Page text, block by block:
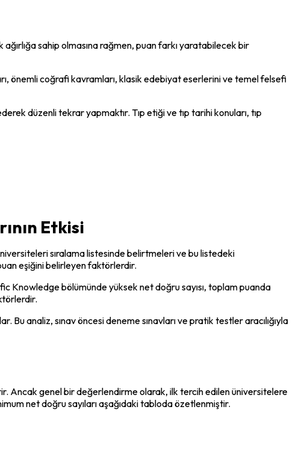
sahip olmasına rağmen, puan farkı yaratabilecek bir
önemli coğrafi kavramları, klasik edebiyat eserlerini ve temel felsefi
düzenli tekrar yapmaktır. Tıp etiği ve tıp tarihi konuları, tıp
Etkisi
sıralama listesinde belirtmeleri ve bu listedeki
eşiğini belirleyen faktörlerdir.
Knowledge bölümünde yüksek net doğru sayısı, toplam puanda
analiz, sınav öncesi deneme sınavları ve pratik testler aracılığıyla
Ancak genel bir değerlendirme olarak, ilk tercih edilen üniversitelere
net doğru sayıları aşağıdaki tabloda özetlenmiştir.